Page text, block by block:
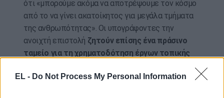
EL - Do Not Process My Personal Information
ότι «μπορούμε ακόμα να αποτρέψουμε τον κόσμο
από το να γίνει ακατοίκητος για μεγάλα τμήματα
της ανθρωπότητας». Οι υπογράφοντες την
ανοιχτή επιστολή ζητούν επίσης ένα πράσινο
ταμείο για τη χρηματοδότηση έργων τοπικής
επιτάχυνση της οικολογικής μετάβασης.Τα